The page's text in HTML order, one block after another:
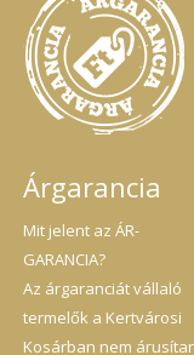
Árgarancia
Mit jelent az ÁR-
GARANCIA?
Az árgaranciát vállaló
termelők a Kertvárosi
Kosárban nem